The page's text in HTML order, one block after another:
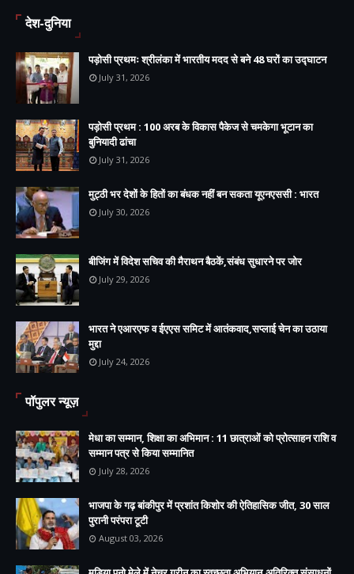
देश-दुनिया
पड़ोसी प्रथमः श्रीलंका में भारतीय मदद से बने 48 घरों का उद्घाटन
July 31, 2026
पड़ोसी प्रथम : 100 अरब के विकास पैकेज से चमकेगा भूटान का
बुनियादी ढांचा
July 31, 2026
मुट्ठी भर देशों के हितों का बंधक नहीं बन सकता यूएनएससी : भारत
July 30, 2026
बीजिंग में विदेश सचिव की मैराथन बैठकें,संबंध सुधारने पर जोर
July 29, 2026
भारत ने एआरएफ व ईएएस समिट में आतंकवाद,सप्लाई चेन का उठाया
मुद्दा
July 24, 2026
पॉपुलर न्यूज़
मेधा का सम्मान, शिक्षा का अभिमान : 11 छात्राओं को प्रोत्साहन राशि व
सम्मान पत्र से किया सम्मानित
July 28, 2026
भाजपा के गढ़ बांकीपुर में प्रशांत किशोर की ऐतिहासिक जीत, 30 साल
पुरानी परंपरा टूटी
August 03, 2026